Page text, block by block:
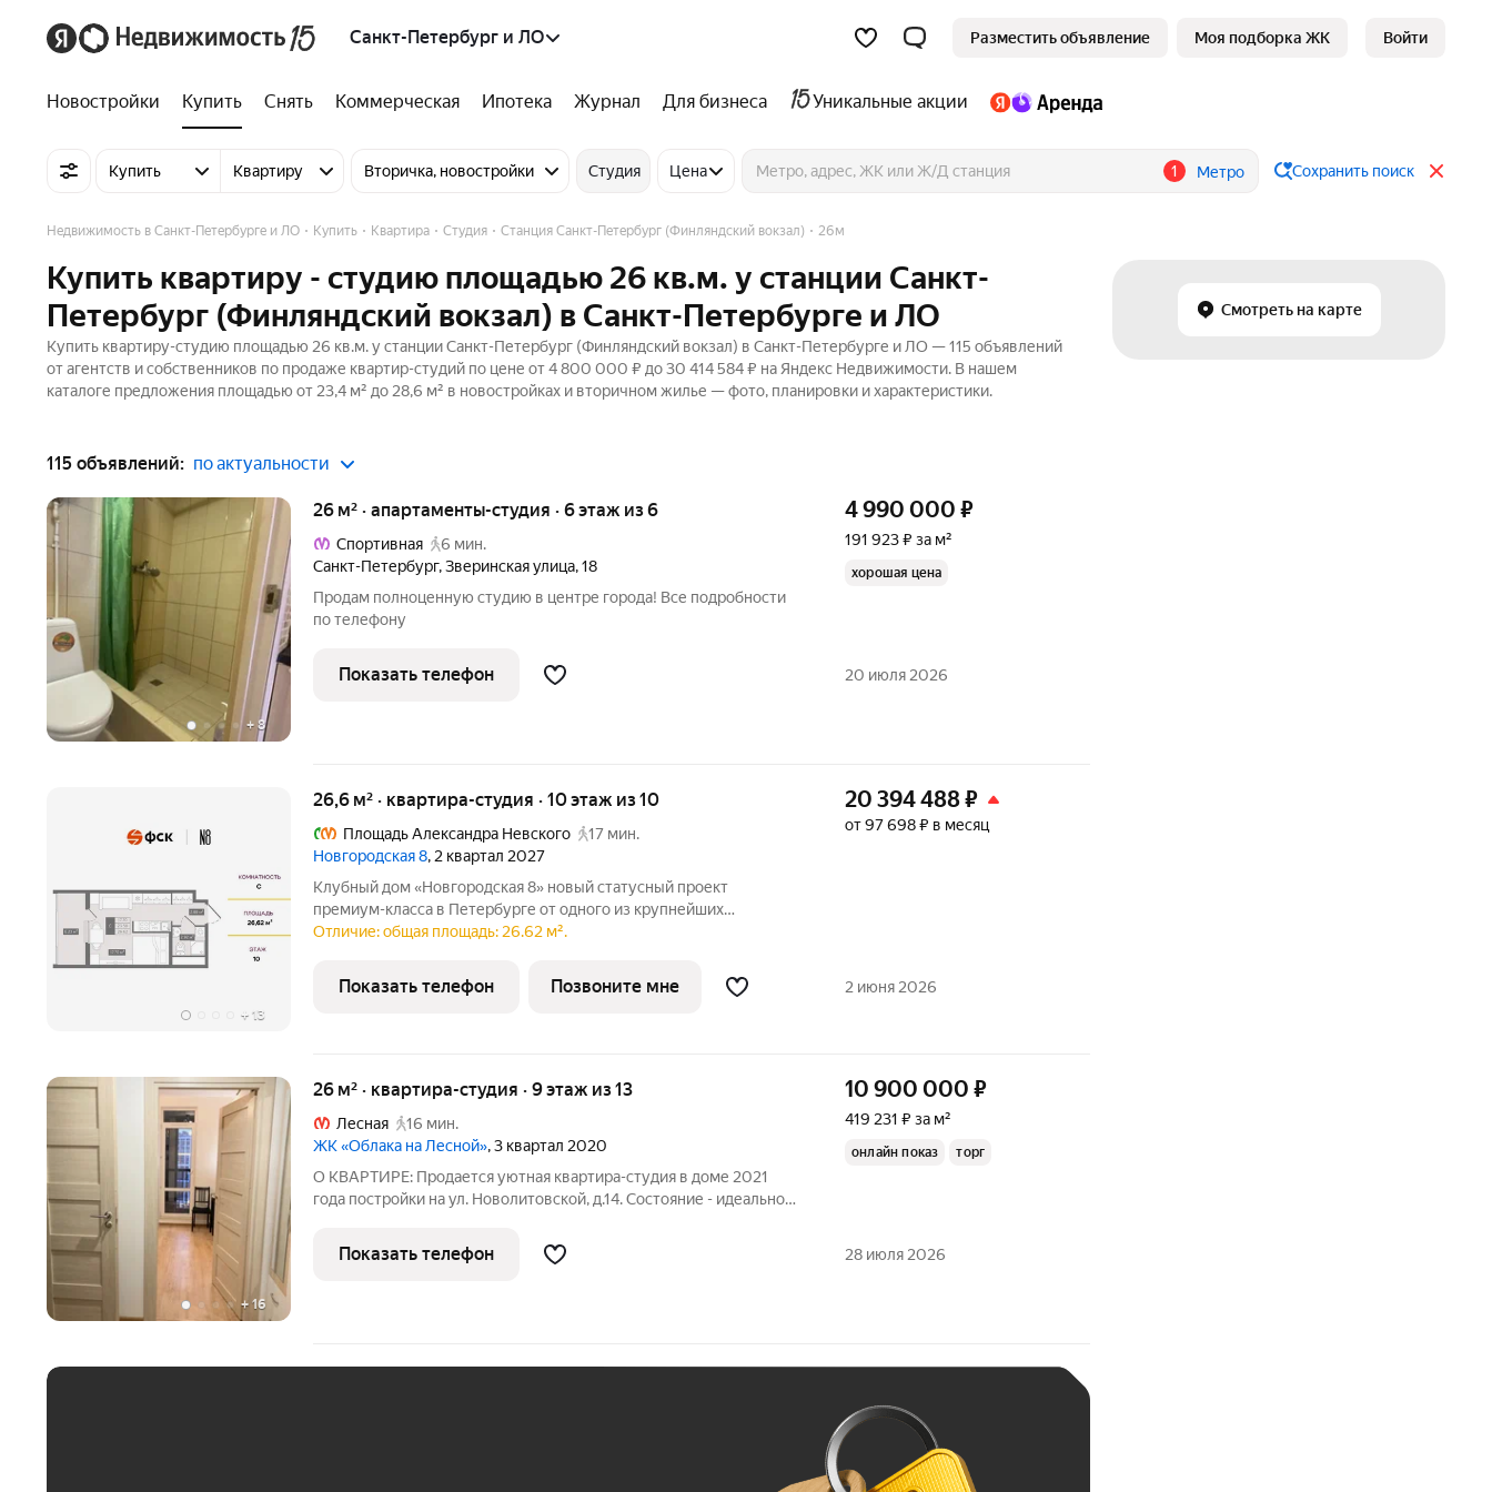
Санкт-Петербург и ЛО Разместить объявление Моя подборка ЖК Войти
Новостройки Купить Снять Коммерческая Ипотека Журнал Для бизнеса Уникальные акции
Купить Квартиру Вторичка, новостройки Студия Цена 1 Метро Сохранить поиск
Смотреть на карте
Недвижимость в Санкт-Петербурге и ЛО Купить Квартира Студия Станция Санкт-Петербург (Финляндский вокзал) 26м
Купить квартиру - студию площадью 26 кв.м. у станции Санкт-
Петербург (Финляндский вокзал) в Санкт-Петербурге и ЛО
Купить квартиру-студию площадью 26 кв.м. у станции Санкт-Петербург (Финляндский вокзал) в Санкт-Петербурге и ЛО — 115 объявлений
от агентств и собственников по продаже квартир-студий по цене от 4 800 000 ₽ до 30 414 584 ₽ на Яндекс Недвижимости. В нашем
каталоге предложения площадью от 23,4 м² до 28,6 м² в новостройках и вторичном жилье — фото, планировки и характеристики.
115 объявлений: по актуальности
+ 8
26 м² · апартаменты-студия · 6 этаж из 6
Спортивная
6 мин.
Санкт-Петербург,Зверинская улица,18
Продам полноценную студию в центре города! Все подробности
по телефону
4 990 000 ₽
191 923 ₽ за м²
хорошая цена
Показать телефон 20 июля 2026
+ 13
26,6 м² · квартира-студия · 10 этаж из 10
Площадь Александра Невского
17 мин.
Новгородская 8, 2 квартал 2027
Клубный дом «Новгородская 8» новый статусный проект
премиум-класса в Петербурге от одного из крупнейших
федеральных девелоперов ГК ФСК. Дом расположен на тихой
в непосредственной близости
20 394 488₽
от 97 698 ₽ в месяц
Отличие: общая площадь: 26.62 м².
Показать телефон Позвоните мне 2 июня 2026
+ 16
26 м² · квартира-студия · 9 этаж из 13
Лесная
16 мин.
ЖК «Облака на Лесной», 3 квартал 2020
О КВАРТИРЕ: Продается уютная квартира-студия в доме 2021
года постройки на ул. Новолитовской, д.14. Состояние - идеальное!
необычная для студий, легко можно организовать зонирование.
10 900 000 ₽
419 231 ₽ за м²
онлайн показ торг
Показать телефон 28 июля 2026